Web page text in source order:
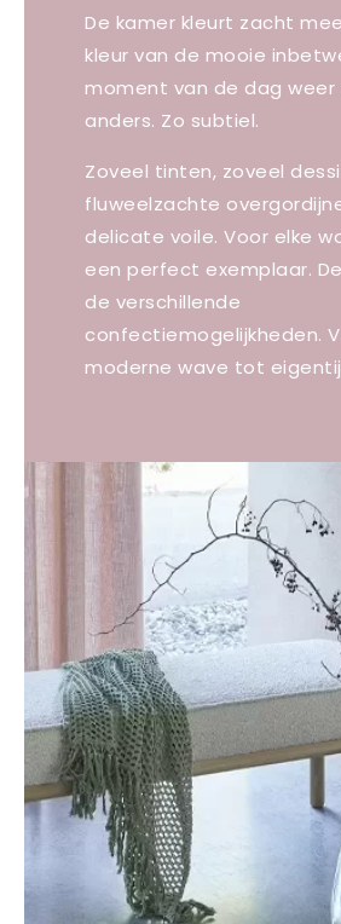
De kamer kleurt zacht
kleur van de mooie
moment van de dag weer
anders. Zo subtiel.
Zoveel tinten, zoveel
fluweelzachte
delicate voile. Voor elke
een perfect exemplaar.
de verschillende
confectiemogelijkheden.
moderne wave tot